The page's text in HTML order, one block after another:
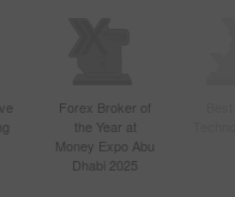
Forex Broker of
the Year at
Money Expo Abu
Dhabi 2025